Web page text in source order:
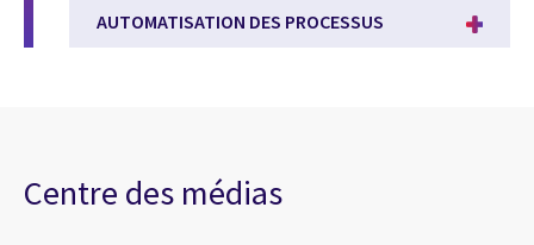
AUTOMATISATION DES PROCESSUS
Centre des médias